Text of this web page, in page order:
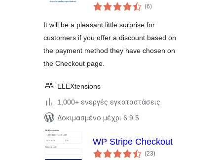
Discount Per (6αξιολογήσεις
σύνολο
)
It will be a pleasant little surprise for
customers if you offer a discount based on
the payment method they have chosen on
the Checkout page.
ELEXtensions
1,000+ ενεργές εγκαταστάσεις
Δοκιμασμένο μέχρι 6.9.5
WP Stripe Checkout
(23αξιολογήσεις
σύνολο
)